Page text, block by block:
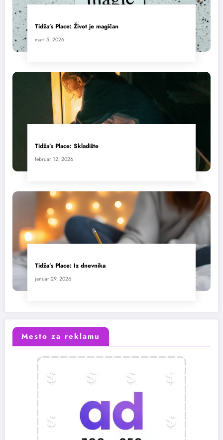
Tidža’s Place: Život je magičan
mart 5, 2026
Tidža’s Place: Skladište
februar 12, 2026
Tidža’s Place: Iz dnevnika
januar 29, 2026
Mesto za reklamu